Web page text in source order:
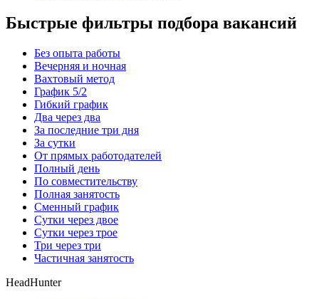
Быстрые фильтры подбора вакансий
Без опыта работы
Вечерняя и ночная
Вахтовый метод
График 5/2
Гибкий график
Два через два
За последние три дня
За сутки
От прямых работодателей
Полный день
По совместительству
Полная занятость
Сменный график
Сутки через двое
Сутки через трое
Три через три
Частичная занятость
HeadHunter